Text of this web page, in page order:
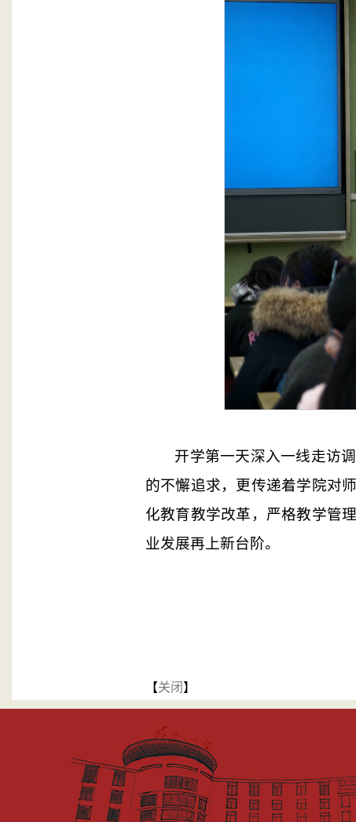
开学第一天深入一线走访
的不懈追求，更传递着学院对
化教育教学改革，严格教学管
业发展再上新台阶。
【关闭 】